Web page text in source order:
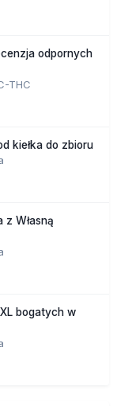
odpornych
THC
kiełka do zbioru
z Własną
bogatych w